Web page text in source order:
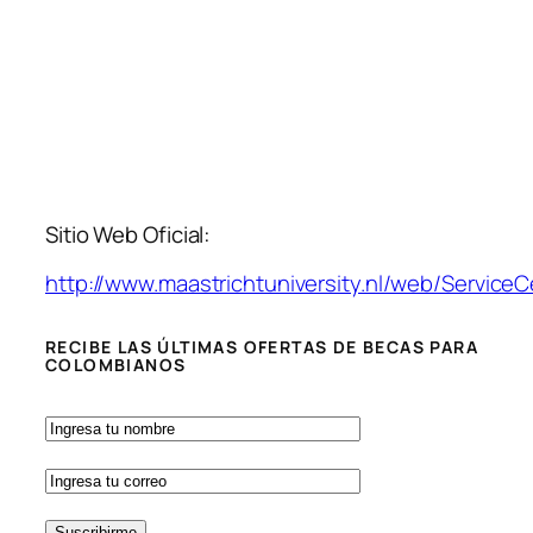
Sitio Web Oficial:
http://www.maastrichtuniversity.nl/web/
RECIBE LAS ÚLTIMAS OFERTAS DE BECAS PARA
COLOMBIANOS